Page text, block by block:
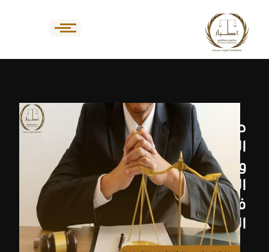
صياغة
العقود
والاتفاقيات
التجارية
في
السعودية
صياغة
العقود